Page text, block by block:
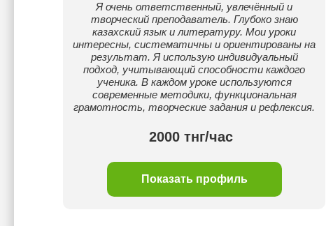
Я очень ответственный, увлечённый и
творческий преподаватель. Глубоко знаю
казахский язык и литературу. Мои уроки
интересны, систематичны и ориентированы на
результат. Я использую индивидуальный
подход, учитывающий способности каждого
ученика. В каждом уроке используются
современные методики, функциональная
грамотность, творческие задания и рефлексия.
2000 тнг/час
Показать профиль